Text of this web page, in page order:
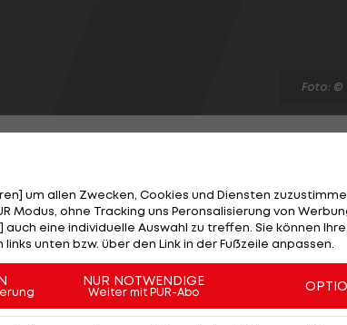
Foto: ©
Alaba ein Schock. Nach der erfolgreichen
schon wieder positiv in die Zukunft. Obwohl
Wochen in Anspruch nehmen wird, hat der
ist mein Traum und das Ziel, dem ich in
im "Kurier" zu. Überstürzen will der
um allen Zwecken, Cookies und Diensten
Modus, ohne Tracking uns Peronsalisierung von
eine individuelle Auswahl zu treffen. Sie können
unten bzw. über den Link in der Fußzeile anpassen.
NUR NOTWENDIGE
Weiter mit PUR-Abo